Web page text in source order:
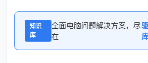
知识
库
全面电脑问题解决方案，尽
在